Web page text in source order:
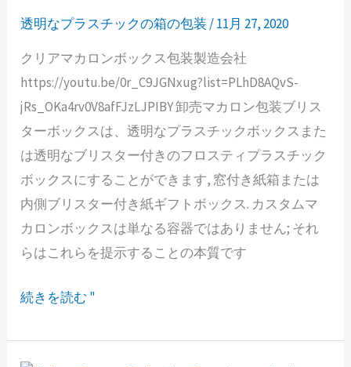
透明なプラスチックの箱の包装/11月 27, 2020
クリアマカロンボックス包装製造会社
https://youtu.be/0r_C9JGNxug?list=PLhD8AQvS-
jRs_OKa4rv0V8afFJzLJPIBY 卸売マカロン包装ブリス
ターボックスは、透明なプラスチックボックスまた
は透明なブリスター付きのフロスティプラスチック
ボックスにすることができます, 窓付き紙箱または
内側ブリスター付き紙ギフトボックス. カスタムマ
カロンボックスは単なる容器ではありません; それ
らはこれらを提示することの本質です
の
リ
ア
ボ
ッ
ク
ス
|
プ
ラ
チ
続きを読む "